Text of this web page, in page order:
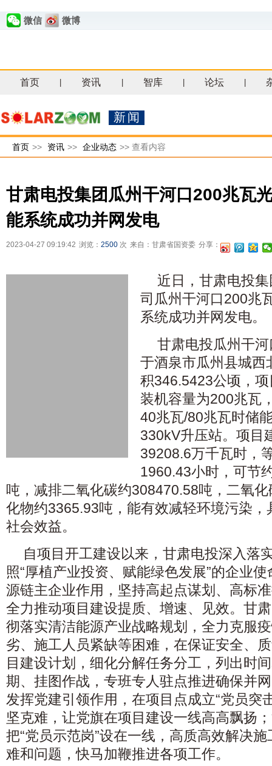
微信 微博
首页 资讯 智库 论坛
新闻
首页 >> 资讯 >> 企业动态 >> 查看内容
甘肃电投集团瓜州干河口200兆瓦
能系统成功并网发电
2023-04-27 09:19:42 浏览： 2500 次 来自：甘肃省国资委 分享：
近日，甘肃电投
司瓜州干河口200兆
系统成功并网发电。
甘肃电投瓜州干
于酒泉市瓜州县城西
积346.5423公顷，
装机容量为200兆瓦
40兆瓦/80兆瓦时储
330kV升压站。项目
39208.6万千瓦时，
1960.43小时，可节
吨，减排二氧化碳约308470.58吨，二氧
化物约3365.93吨，能有效减轻环境污染
社会效益。
自项目开工建设以来，甘肃电投深入落
照“厚植产业投资、赋能绿色发展”的企业
源链主企业作用，坚持高起点谋划、高标
全力推动项目建设提质、增速、见效。甘
彻落实清洁能源产业战略规划，全力克服
劣、施工人员紧缺等困难，在保证安全、
目建设计划，细化分解任务分工，列出时
期、挂图作战，专班专人驻点推进确保并
发挥党建引领作用，在项目点成立“党员突
坚克难，让党旗在项目建设一线高高飘扬
把“党员示范岗”设在一线，高质高效解决
难和问题，快马加鞭推进各项工作。